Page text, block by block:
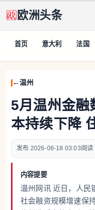
欧洲头条
首页 意大利 法国
温州
5月温州金融
本持续下降
2026-06-18 03:03
内容提要
温州网讯 近日，人民
社会融资规模增速保